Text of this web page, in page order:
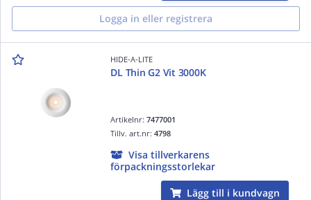
Logga in eller registrera
HIDE-A-LITE
DL Thin G2 Vit 3000K
Artikelnr:7477001
Tillv. art.nr:4798
Visa tillverkarens
förpackningsstorlekar
Lägg till i kundvagn